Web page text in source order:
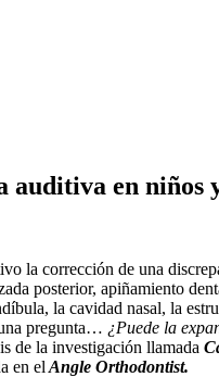
en niños
la corrección de una
posterior, apiñamiento
la cavidad nasal, la
pregunta… ¿Puede la
de la investigación llamada
en el Angle Orthodontist.